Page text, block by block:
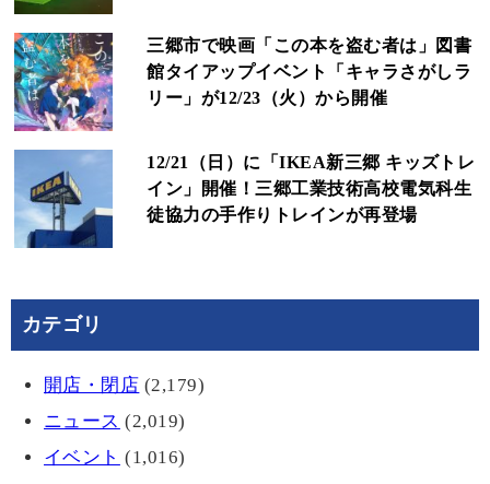
三郷市で映画「この本を盗む者は」図書
館タイアップイベント「キャラさがしラ
リー」が12/23（火）から開催
12/21（日）に「IKEA新三郷 キッズトレ
イン」開催！三郷工業技術高校電気科生
徒協力の手作りトレインが再登場
カテゴリ
開店・閉店 (2,179)
ニュース (2,019)
イベント (1,016)